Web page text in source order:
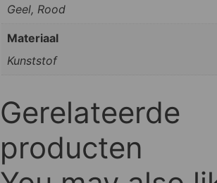
Geel, Rood
Materiaal
Kunststof
Gerelateerde
producten